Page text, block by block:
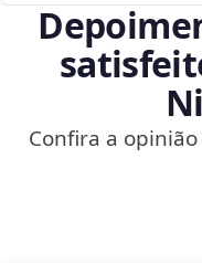
Confira a